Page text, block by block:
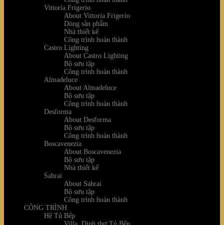
Vittoria Frigerio
About Vittoria Frigerio
Dòng sản phẩm
Nhà thiết kế
Công trình hoàn thành
Castro Lighting
About Castro Lighting
Bộ sưu tập
Công trình hoàn thành
Almadeluce
About Almadeluce
Bộ sưu tập
Công trình hoàn thành
Desforma
About Desforma
Bộ sưu tập
Công trình hoàn thành
Boscavenezia
About Boscavenezia
Bộ sưu tập
Nhà thiết kế
Sahrai
About Sahrai
Bộ sưu tập
Công trình hoàn thành
CÔNG TRÌNH
Hệ Tủ Bếp